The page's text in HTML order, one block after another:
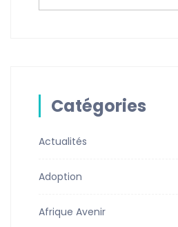
Catégories
Actualités
Adoption
Afrique Avenir